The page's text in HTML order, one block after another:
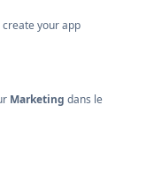
create your app
Marketing dans le